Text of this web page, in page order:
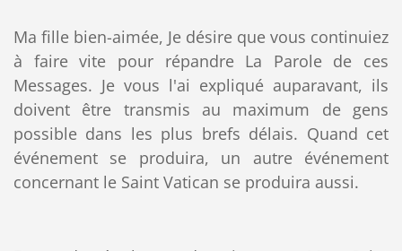
Ma fille bien-aimée, Je désire que vous continuiez
à faire vite pour répandre La Parole de ces
Messages. Je vous l'ai expliqué auparavant, ils
doivent être transmis au maximum de gens
possible dans les plus brefs délais. Quand cet
événement se produira, un autre événement
concernant le Saint Vatican se produira aussi.